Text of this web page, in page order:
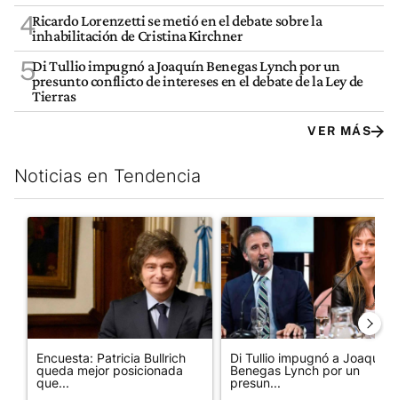
4Ricardo Lorenzetti se metió en el debate sobre la
inhabilitación de Cristina Kirchner
5Di Tullio impugnó a Joaquín Benegas Lynch por un
presunto conflicto de intereses en el debate de la Ley de
Tierras
VER MÁS
Noticias en Tendencia
Este listado muestra los artículos con más comentarios en los
Un artículo de tendencia con el título "Encuesta: Patricia
Encuesta: Patricia Bullrich
queda mejor posicionada
que...
Un artículo de tendencia con
Di Tullio impugnó a Joaquín
Benegas Lynch por un
presun...